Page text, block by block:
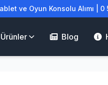
ve Oyun Konsolu Alımı | 0
Ürünler Blog